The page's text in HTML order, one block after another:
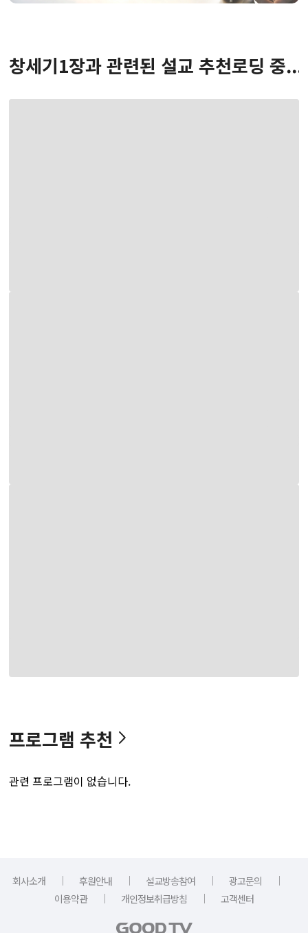
창세기1장과 관련된 설교 추천로딩 중...
프로그램 추천
관련 프로그램이 없습니다.
회사소개 ｜ 후원안내 ｜ 설교방송참여 ｜ 광고문의
｜
이용약관
｜ 개인정보취급방침 ｜ 고객센터